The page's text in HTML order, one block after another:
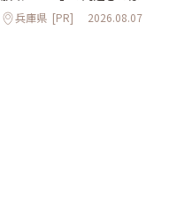
兵庫県 [PR] 2026.08.07